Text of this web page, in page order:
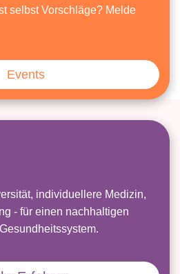
selbst Vorschläge? Melde
Events
individuellere Medizin,
- für einen nachhaltigen